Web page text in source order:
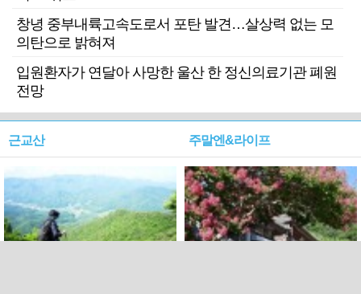
창녕 중부내륙고속도로서 포탄 발견…살상력 없는 모
의탄으로 밝혀져
입원환자가 연달아 사망한 울산 한 정신의료기관 폐원
전망
근교산 주말엔&라이프